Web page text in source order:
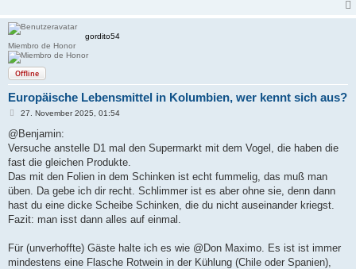
gordito54
Miembro de Honor
Offline
Europäische Lebensmittel in Kolumbien, wer kennt sich aus?
B
i
r
a
27. November 2025, 01:54
@Benjamin:
Versuche anstelle D1 mal den Supermarkt mit dem Vogel, die haben die
fast die gleichen Produkte.
Das mit den Folien in dem Schinken ist echt fummelig, das muß man
üben. Da gebe ich dir recht. Schlimmer ist es aber ohne sie, denn dann
hast du eine dicke Scheibe Schinken, die du nicht auseinander kriegst.
Fazit: man isst dann alles auf einmal.
Für (unverhoffte) Gäste halte ich es wie @Don Maximo. Es ist ist immer
mindestens eine Flasche Rotwein in der Kühlung (Chile oder Spanien),